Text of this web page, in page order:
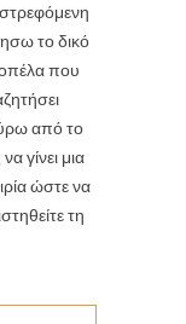
το δικό
που
από το
γίνει μια
ώστε να
τη